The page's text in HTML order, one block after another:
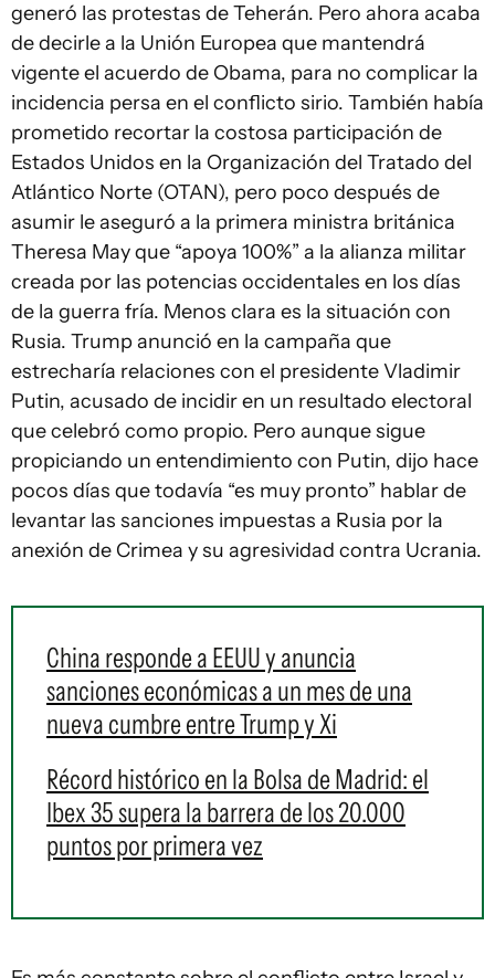
generó las protestas de Teherán. Pero ahora acaba
de decirle a la Unión Europea que mantendrá
vigente el acuerdo de Obama, para no complicar la
incidencia persa en el conflicto sirio. También había
prometido recortar la costosa participación de
Estados Unidos en la Organización del Tratado del
Atlántico Norte (OTAN), pero poco después de
asumir le aseguró a la primera ministra británica
Theresa May que “apoya 100%” a la alianza militar
creada por las potencias occidentales en los días
de la guerra fría. Menos clara es la situación con
Rusia. Trump anunció en la campaña que
estrecharía relaciones con el presidente Vladimir
Putin, acusado de incidir en un resultado electoral
que celebró como propio. Pero aunque sigue
propiciando un entendimiento con Putin, dijo hace
pocos días que todavía “es muy pronto” hablar de
levantar las sanciones impuestas a Rusia por la
anexión de Crimea y su agresividad contra Ucrania.
China responde a EEUU y anuncia
sanciones económicas a un mes de una
nueva cumbre entre Trump y Xi
Récord histórico en la Bolsa de Madrid: el
Ibex 35 supera la barrera de los 20.000
puntos por primera vez